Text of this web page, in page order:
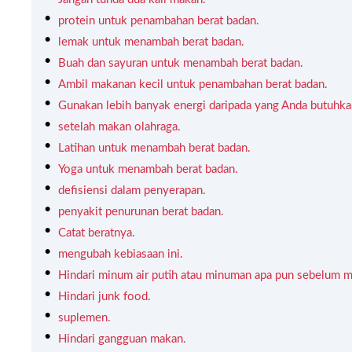
protein untuk penambahan berat badan.
lemak untuk menambah berat badan.
Buah dan sayuran untuk menambah berat badan.
Ambil makanan kecil untuk penambahan berat badan.
Gunakan lebih banyak energi daripada yang Anda
setelah makan olahraga.
Latihan untuk menambah berat badan.
Yoga untuk menambah berat badan.
defisiensi dalam penyerapan.
penyakit penurunan berat badan.
Catat beratnya.
mengubah kebiasaan ini.
Hindari minum air putih atau minuman apa pun sebelum
Hindari junk food.
suplemen.
Hindari gangguan makan.